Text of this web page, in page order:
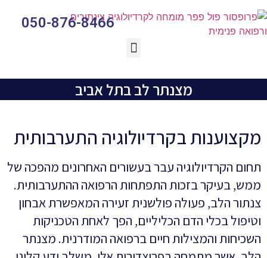
050-876-8466
מצנתר לב בתל אביב
מקצוענות בקרדיולוגיה התערבותית
תחום הקרדיולוגיה עבר בעשורים האחרונים מהפכה של
ממש, בעיקר בזכות התפתחות הרפואה ההתערבותית.
צנתור הלב, פעולה פולשנית זעירה המאפשרת אבחון
וטיפול בכלי הדם הכליליים, הפך לאחת הטכניקות
השכיחות והמצילות חיים ברפואה המודרנית. מצנתר